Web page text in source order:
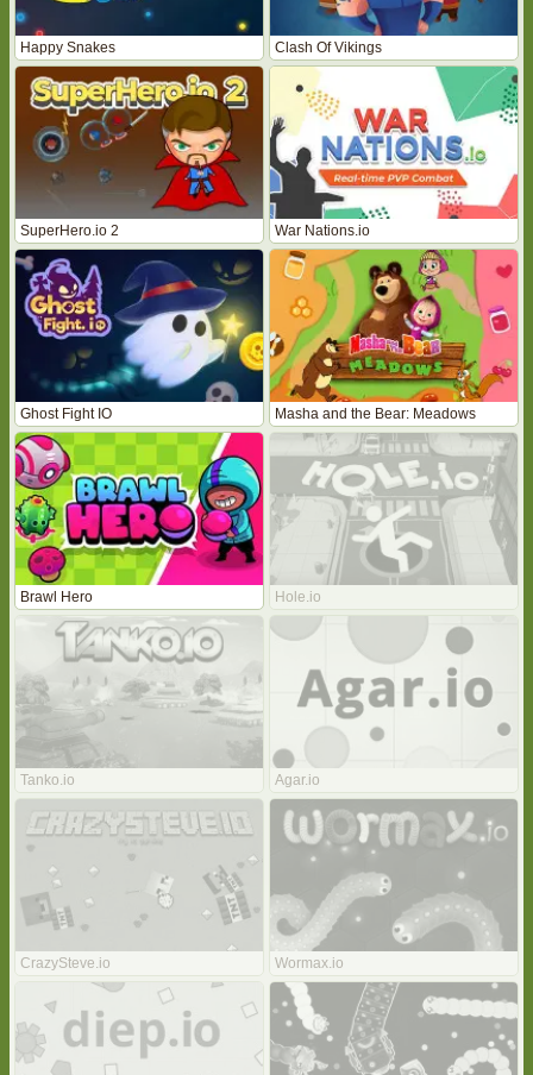
Happy Snakes Clash Of Vikings
SuperHero.io 2 War Nations.io
Ghost Fight IO Masha and the Bear: Meadows
Brawl Hero Hole.io
Tanko.io Agar.io
CrazySteve.io Wormax.io